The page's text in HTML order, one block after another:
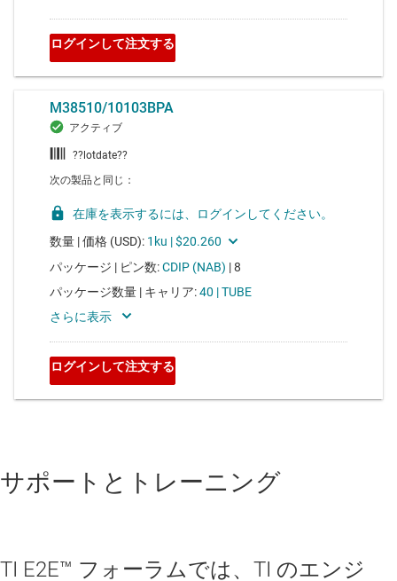
サポートとトレーニング
TI E2E™ フォーラムでは、TI のエンジ